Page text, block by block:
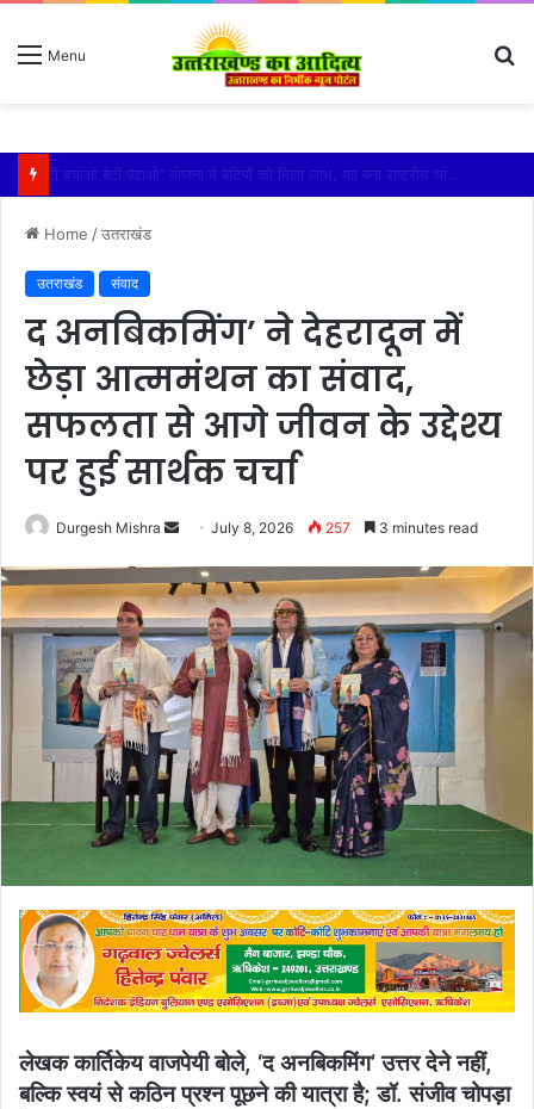
Menu
विशिष्ट पहचान बना रही है आदि कैलाश परिक्रमा: महाराज
Home /उतराखंड
उतराखंड संवाद
द अनबिकमिंग’ ने देहरादून में
छेड़ा आत्ममंथन का संवाद,
सफलता से आगे जीवन के उद्देश्य
पर हुई सार्थक चर्चा
Durgesh Mishra
Send
email
July 8, 2026 257 3 minutes read
लेखक कार्तिकेय वाजपेयी बोले, ‘द अनबिकमिंग’ उत्तर देने नहीं,
बल्कि स्वयं से कठिन प्रश्न पूछने की यात्रा है; डॉ. संजीव चोपड़ा